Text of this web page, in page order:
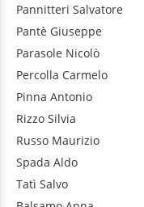
Pannitteri Salvatore
Pantè Giuseppe
Parasole Nicolò
Percolla Carmelo
Pinna Antonio
Rizzo Silvia
Russo Maurizio
Spada Aldo
Tatì Salvo